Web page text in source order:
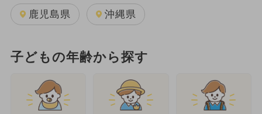
鹿児島県 沖縄県
子どもの年齢から探す